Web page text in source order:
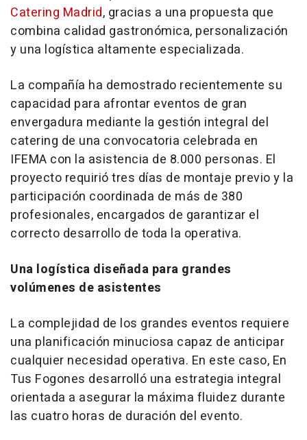
Catering Madrid, gracias a una propuesta que
combina calidad gastronómica, personalización
y una logística altamente especializada.
La compañía ha demostrado recientemente su
capacidad para afrontar eventos de gran
envergadura mediante la gestión integral del
catering de una convocatoria celebrada en
IFEMA con la asistencia de 8.000 personas. El
proyecto requirió tres días de montaje previo y la
participación coordinada de más de 380
profesionales, encargados de garantizar el
correcto desarrollo de toda la operativa.
Una logística diseñada para grandes
volúmenes de asistentes
La complejidad de los grandes eventos requiere
una planificación minuciosa capaz de anticipar
cualquier necesidad operativa. En este caso, En
Tus Fogones desarrolló una estrategia integral
orientada a asegurar la máxima fluidez durante
las cuatro horas de duración del evento.